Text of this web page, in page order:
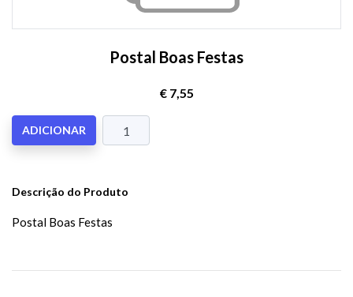
Postal Boas Festas
€ 7,55
ADICIONAR
Descrição do Produto
Postal Boas Festas